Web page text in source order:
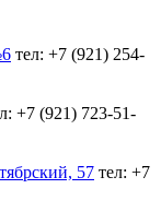
тел: +7 (921) 254-
+7 (921) 723-51-
57 тел: +7